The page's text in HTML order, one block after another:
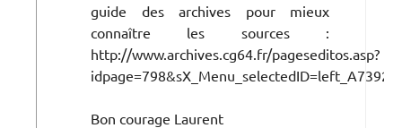
guide des archives pour mieux
connaître les sources :
http://www.archives.cg64.fr/pageseditos.asp?
Bon courage Laurent